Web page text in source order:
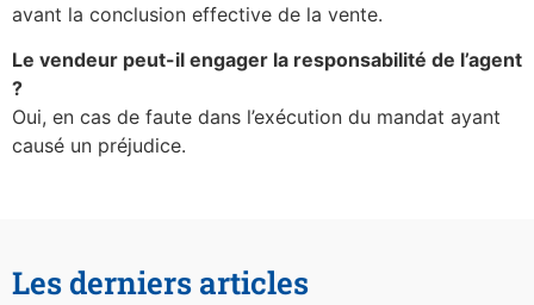
avant la conclusion effective de la vente.
Le vendeur peut-il engager la responsabilité de l’agent
?
Oui, en cas de faute dans l’exécution du mandat ayant
causé un préjudice.
Les derniers articles